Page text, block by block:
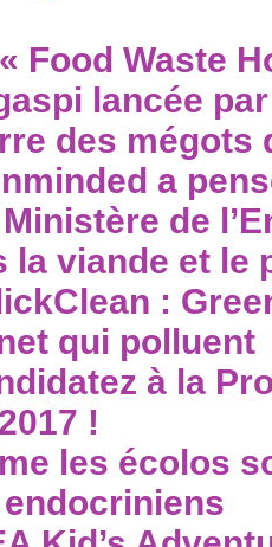
Food Waste
lancée
des mégots
a
de
la viande et le
:
qui polluent
à la
!
les écolos